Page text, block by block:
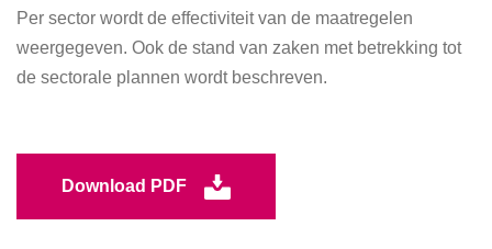
Per sector wordt de effectiviteit van de maatregelen
weergegeven. Ook de stand van zaken met betrekking tot
de sectorale plannen wordt beschreven.
Download PDF